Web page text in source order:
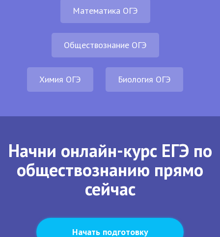
Математика ОГЭ
Обществознание ОГЭ
Химия ОГЭ Биология ОГЭ
Начни онлайн-курс ЕГЭ по
обществознанию прямо
сейчас
Начать подготовку